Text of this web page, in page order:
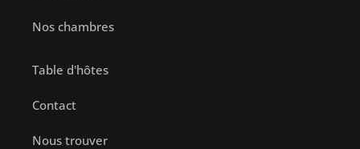
Nos chambres
Table d'hôtes
Contact
Nous trouver